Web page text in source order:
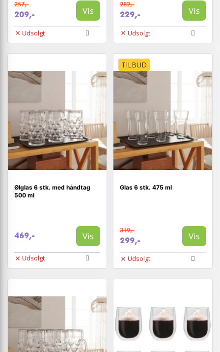
257,-
209,- Vis
Udsolgt
282,-
229,- Vis
Udsolgt
Ølglas 6 stk. med håndtag
500 ml
469,- Vis
Udsolgt
TILBUD
Glas 6 stk. 475 ml
319,-
299,- Vis
Udsolgt